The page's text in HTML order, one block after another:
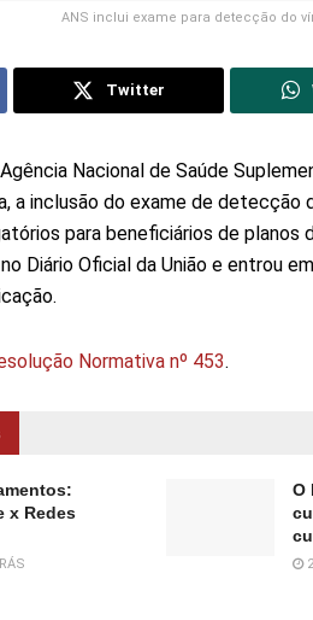
ANS inclui exame para detecção do
Twitter
Nacional de Saúde
a inclusão do exame de detecção
para beneficiários de planos
Diário Oficial da União e entrou
Normativa nº 453.
x Redes
O
2